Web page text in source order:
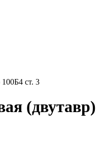
100Б4 ст. 3
(двутавр)